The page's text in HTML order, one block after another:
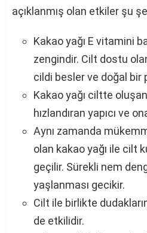
açıklanmış olan etkiler şu
Kakao yağı E vitamini
zengindir. Cilt dostu
cildi besler ve doğal bir
Kakao yağı ciltte
hızlandıran yapıcı ve
Aynı zamanda
olan kakao yağı ile cilt
geçilir. Sürekli nem
yaşlanması gecikir.
Cilt ile birlikte
de etkilidir.